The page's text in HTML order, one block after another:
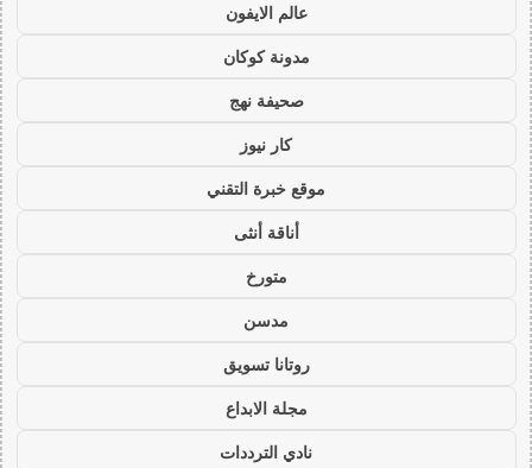
عالم الايفون
مدونة كوكان
صحيفة نهج
كار نيوز
موقع خبرة التقني
أناقة أنثى
متورخ
مدسن
روتانا تسويق
مجلة الابداع
نادي الترددات